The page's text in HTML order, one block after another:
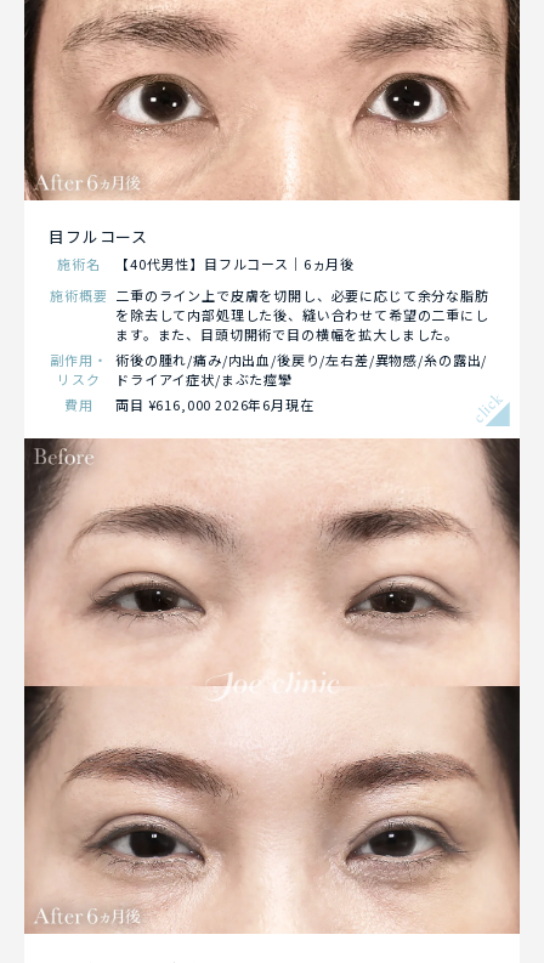
目フルコース
施術名
【40代男性】目フルコース｜6ヵ月後
施術概要 二重のライン上で皮膚を切開し、必要に応じて余分な脂肪
を除去して内部処理した後、縫い合わせて希望の二重にし
ます。また、目頭切開術で目の横幅を拡大しました。
副作用・
リスク
術後の腫れ/痛み/内出血/後戻り/左右差/異物感/糸の露出/
ドライアイ症状/まぶた痙攣
費用
両目 ¥616,000 2026年6月現在 click